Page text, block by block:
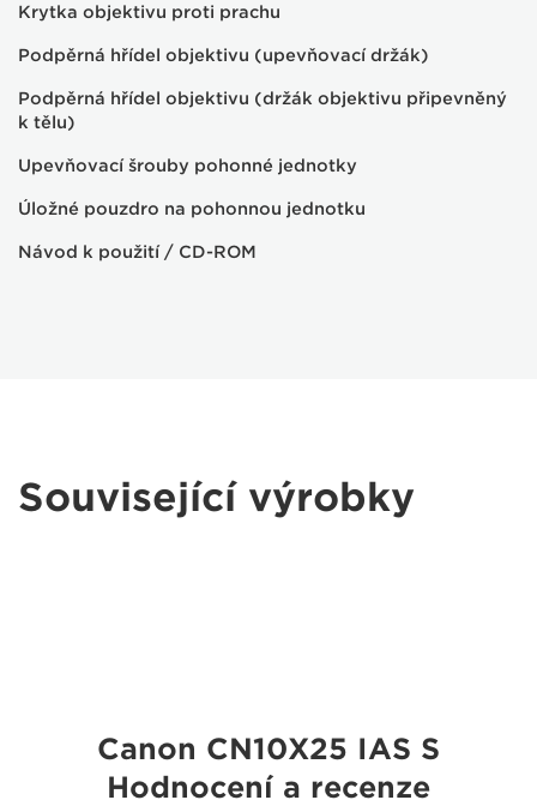
Krytka objektivu proti prachu
Podpěrná hřídel objektivu (upevňovací držák)
Podpěrná hřídel objektivu (držák objektivu připevněný
k tělu)
Upevňovací šrouby pohonné jednotky
Úložné pouzdro na pohonnou jednotku
Návod k použití / CD-ROM
Související výrobky
Canon CN10X25 IAS S
Hodnocení a recenze